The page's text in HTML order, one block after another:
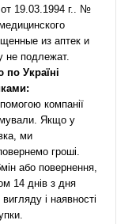
19.03.1994 г.. №
из аптек и
не подлежат.
Україні
компанії
Якщо у
ми
гроші.
або повернення,
14 днів з дня
і наявності